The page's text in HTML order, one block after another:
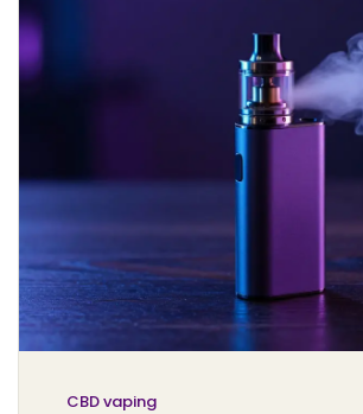
CBD vaping